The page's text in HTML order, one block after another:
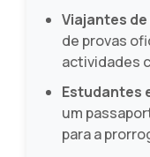
Viajantes
de provas
actividades
Estudantes
um
para a